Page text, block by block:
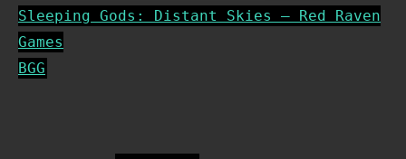
Sleeping Gods: Distant Skies – Red Raven
Games
BGG